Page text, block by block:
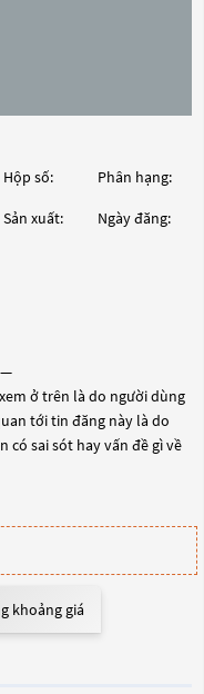
Hộp số: Phân hạng:
Sản xuất: Ngày đăng:
ở trên là do người dùng
tới tin đăng này là do
có sai sót hay vấn đề gì về
khoảng giá